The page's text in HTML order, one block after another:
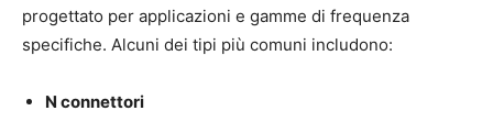
progettato per applicazioni e gamme di frequenza
specifiche. Alcuni dei tipi più comuni includono:
N connettori